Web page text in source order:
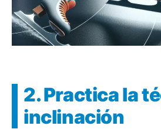
2. Practica la
inclinación